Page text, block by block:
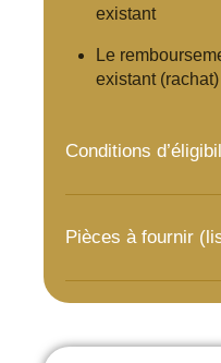
existant
Le
existant (rachat)
Conditions
Pièces à fournir